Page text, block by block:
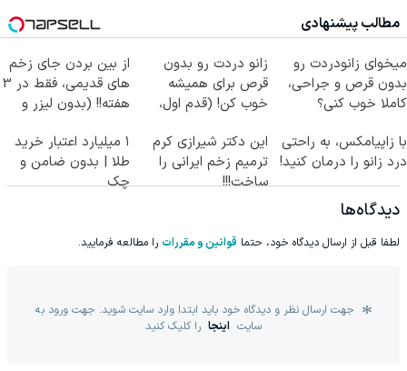
مطالب پیشنهادی
میخوای زانودردت رو
بدون قرص و جراحی،
کاملا خوب کنی؟
زانو دردت رو بدون
قرص برای همیشه
خوب کن! (قدم اول،
از بین بردن جای زخم
های قدیمی، فقط در 3
هفته!! (بدون لیزر و
با زاپیامکس، به راحتی
درد زانو را درمان کنید!
این دکتر شیرازی کرم
ترمیم زخم ایرانی را
ساخت!!!
۱ میلیارد اعتبار خرید
طلا | بدون ضامن و
چک
دیدگاه‌ها
لطفا قبل از ارسال دیدگاه خود، حتما قوانین و مقررات را مطالعه فرمایید.
جهت ارسال نظر و دیدگاه خود باید ابتدا وارد سایت شوید. جهت ورود به
سایت اینجا را کلیک کنید